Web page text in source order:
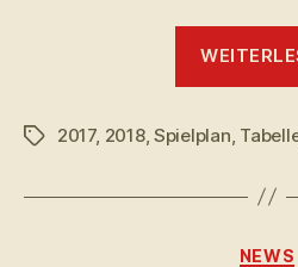
Schlagwörter
2017, 2018, Spielplan
NEWS